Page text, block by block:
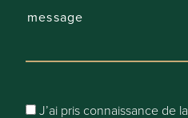
Vitrage:
J’ai pris connaissance de la